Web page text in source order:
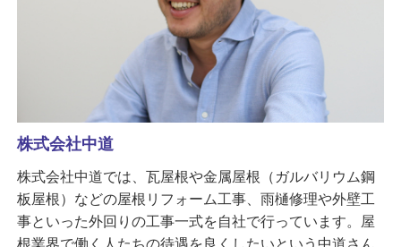
株式会社中道
株式会社中道では、瓦屋根や金属屋根（ガルバリウム鋼
板屋根）などの屋根リフォーム工事、雨樋修理や外壁工
事といった外回りの工事一式を自社で行っています。屋
根業界で働く人たちの待遇を良くしたいという中道さん